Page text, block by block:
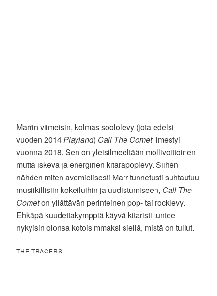
Marrin viimeisin, kolmas soololevy (jota edelsi
vuoden 2014 Playland) Call The Cometilmestyi
vuonna 2018. Sen on yleisilmeeltään mollivoittoinen
mutta iskevä ja energinen kitarapoplevy. Siihen
nähden miten avomielisesti Marr tunnetusti suhtautuu
musiikillisiin kokeiluihin ja uudistumiseen, Call The
Cometon yllättävän perinteinen pop- tai rocklevy.
Ehkäpä kuudettakymppiä käyvä kitaristi tuntee
nykyisin olonsa kotoisimmaksi siellä, mistä on tullut.
THE TRACERS